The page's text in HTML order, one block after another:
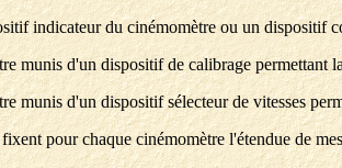
indicateur du cinémomètre ou un dispositif
munis d'un dispositif de calibrage permettant
munis d'un dispositif sélecteur de vitesses
pour chaque cinémomètre l'étendue de